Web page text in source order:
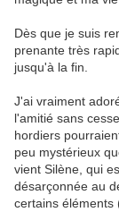
Dès que je suis
prenante très
jusqu'à la fin.
J'ai vraiment
l'amitié sans
hordiers
peu mystérieux
vient Silène, qui
désarçonnée au
certains éléments